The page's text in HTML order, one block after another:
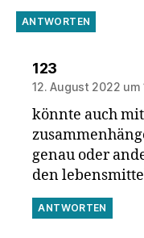
ANTWORTEN
123sagt:
12. August 2022 um
könnte auch
genau oder
den
ANTWORTEN